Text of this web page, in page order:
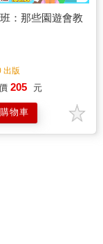
：那些園遊會教
出版
205 元
物車